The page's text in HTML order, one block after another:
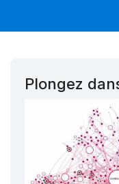
Plongez